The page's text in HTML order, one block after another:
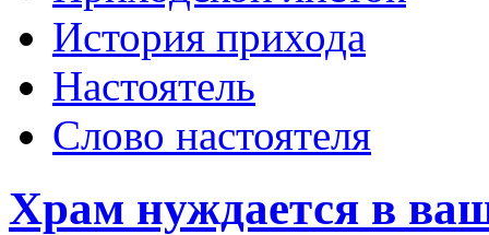
История прихода
Настоятель
Слово настоятеля
Храм нуждается в